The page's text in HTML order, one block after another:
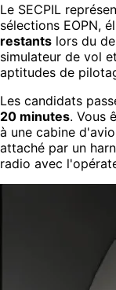
Le SECPIL
sélections EOPN,
restants lors du
simulateur de vol
aptitudes de
Les candidats
20 minutes. Vous
à une cabine
attaché par un
radio avec